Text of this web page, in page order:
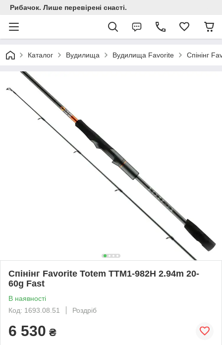
Рибачок. Лише перевірені снасті.
Каталог Вудилища Вудилища Favorite Спінінг
Спінінг Favorite Totem TTM1-982H 2.94m 20-
60g Fast
В наявності
Код: 1693.08.51
Роздріб
6 530 ₴